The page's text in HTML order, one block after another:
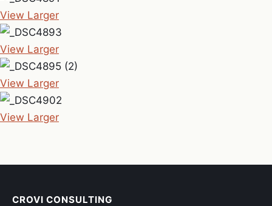
View Larger
View Larger
View Larger
View Larger
CROVI CONSULTING